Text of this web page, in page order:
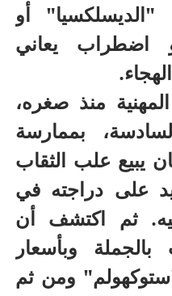
أو
اضطراب يعاني
منذ صغره،
بممارسة
يبيع علب الثقاب
على دراجته في
ثم اكتشف أن
بالجملة وبأسعار
ومن ثم